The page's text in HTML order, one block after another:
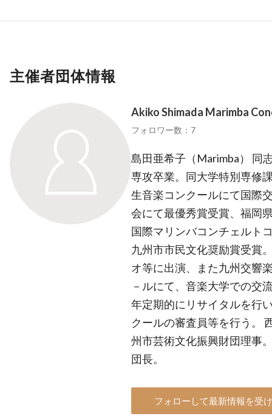
主催者団体情報
Akiko Shimada Marimba
フォロワー数：7
島田亜希子（Marimba） 同
専攻卒業。同大学特別専修
生音楽コンクールにて国
会にて最優秀賞受賞、福岡
国際マリンバコンチェルト
九州市市民文化奨励賞受賞
オ等に出演、また九州交響
－ルにて、音楽大学での交
年定期的にリサイタルを行
クールの審査員等を行う。
州市芸術文化振興財団理事
団長。
フォローして最新情報を受